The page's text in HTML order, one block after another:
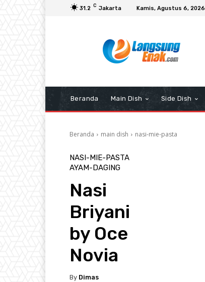
31.2 C Jakarta Kamis, Agustus 6, 2026
Beranda Main Dish Side Dish
Beranda main dish nasi-mie-pasta
NASI-MIE-PASTA
AYAM-DAGING
Nasi
Briyani
by Oce
Novia
By Dimas